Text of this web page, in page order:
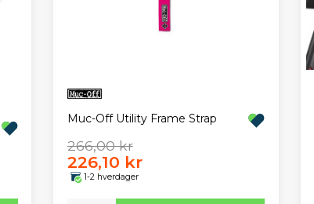
Muc-Off Utility Frame Strap
266,00 kr
226,10 kr
1-2 hverdager